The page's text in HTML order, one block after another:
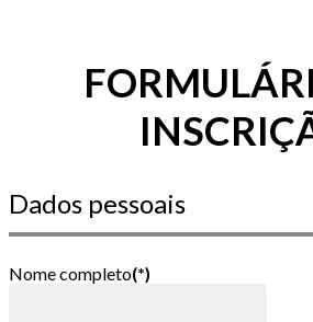
Dados pessoais
Nome completo(*)